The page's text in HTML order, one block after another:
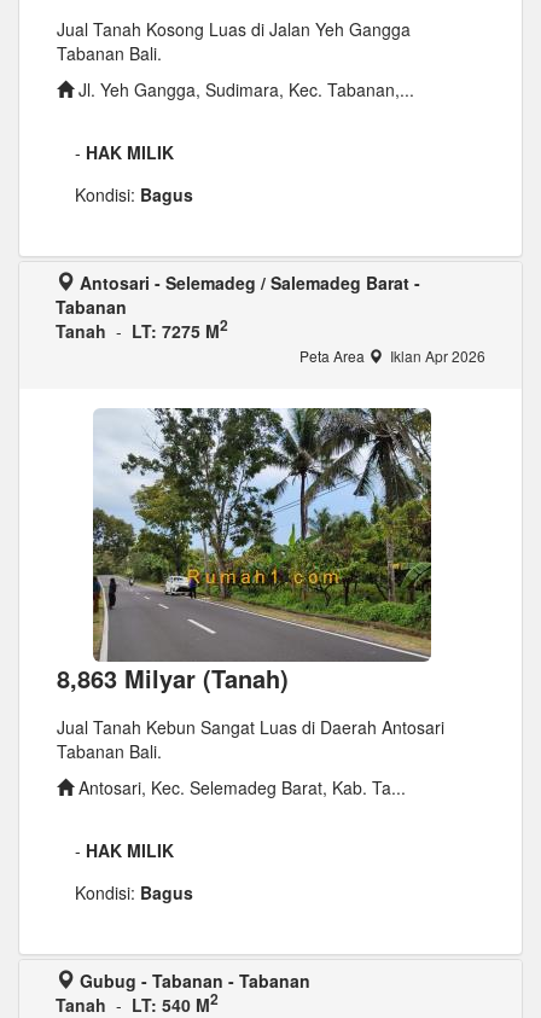
Jual Tanah Kosong Luas di Jalan Yeh Gangga
Tabanan Bali.
Jl. Yeh Gangga, Sudimara, Kec. Tabanan,...
- HAK MILIK
Kondisi: Bagus
Antosari - Selemadeg / Salemadeg Barat -
Tabanan
Tanah - LT: 7275 M2
Peta Area Iklan Apr 2026
8,863 Milyar (Tanah)
Jual Tanah Kebun Sangat Luas di Daerah Antosari
Tabanan Bali.
Antosari, Kec. Selemadeg Barat, Kab. Ta...
- HAK MILIK
Kondisi: Bagus
Gubug - Tabanan - Tabanan
Tanah - LT: 540 M2